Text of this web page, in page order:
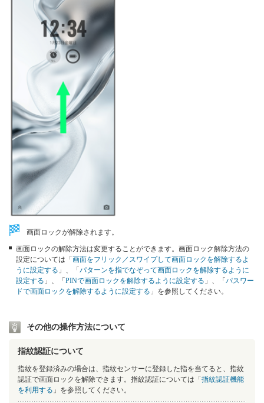
画面ロックが解除されます。
画面ロックの解除方法は変更することができます。画面ロック解除方法の
設定については「 画面をフリック／スワイプして画面ロックを解除するよ
うに設定する 」、「 パターンを指でなぞって画面ロックを解除するように
設定する 」、「 PINで画面ロックを解除するように設定する 」、「 パスワー
ドで画面ロックを解除するように設定する 」を参照してください。
その他の操作方法について
指紋認証について
指紋を登録済みの場合は、指紋センサーに登録した指を当てると、指紋
認証で画面ロックを解除できます。指紋認証については「指紋認証機能
を利用する 」を参照してください。